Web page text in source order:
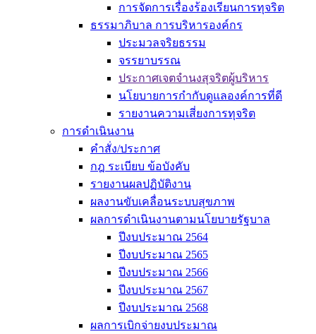
การจัดการเรื่องร้องเรียนการทุจริต
ธรรมาภิบาล การบริหารองค์กร
ประมวลจริยธรรม
จรรยาบรรณ
ประกาศเจตจำนงสุจริตผู้บริหาร
นโยบายการกำกับดูแลองค์การที่ดี
รายงานความเสี่ยงการทุจริต
การดำเนินงาน
คำสั่ง/ประกาศ
กฎ ระเบียบ ข้อบังคับ
รายงานผลปฏิบัติงาน
ผลงานขับเคลื่อนระบบสุขภาพ
ผลการดำเนินงานตามนโยบายรัฐบาล
ปีงบประมาณ 2564
ปีงบประมาณ 2565
ปีงบประมาณ 2566
ปีงบประมาณ 2567
ปีงบประมาณ 2568
ผลการเบิกจ่ายงบประมาณ